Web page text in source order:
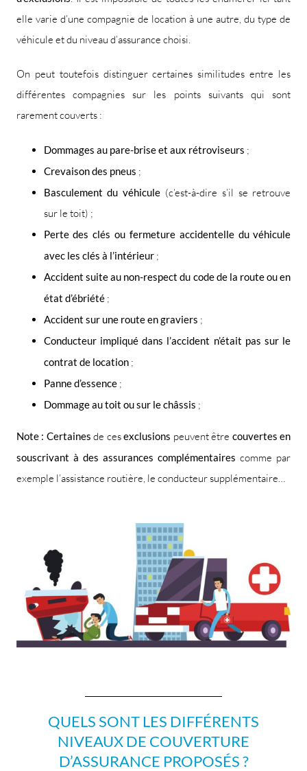
elle varie d’une compagnie de location à une autre, du type de
véhicule et du niveau d’assurance choisi.
On peut toutefois distinguer certaines similitudes entre les
différentes compagnies sur les points suivants qui sont
rarement couverts :
Dommages au pare-brise et aux rétroviseurs ;
Crevaison des pneus ;
Basculement du véhicule (c’est-à-dire s’il se retrouve
sur le toit) ;
Perte des clés ou fermeture accidentelle du véhicule
avec les clés à l’intérieur;
Accident suite au non-respect du code de la route ou en
état d’ébriété;
Accident sur une route en graviers ;
Conducteur impliqué dans l’accident n’était pas sur le
contrat de location;
Panne d’essence;
Dommage au toit ou sur le châssis ;
Note : Certainesde cesexclusions peuvent être couvertes en
souscrivant à des assurances complémentairescomme par
exemple l’assistance routière, le conducteur supplémentaire…
QUELS SONT LES DIFFÉRENTS
NIVEAUX DE COUVERTURE
D’ASSURANCE PROPOSÉS ?